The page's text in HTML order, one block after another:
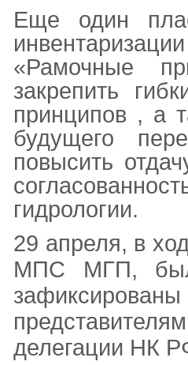
Еще один
«Рамочные
закрепить
принципов , а
будущего
повысить
гидрологии.
29 апреля, в
МПС МГП, был
делегации НК